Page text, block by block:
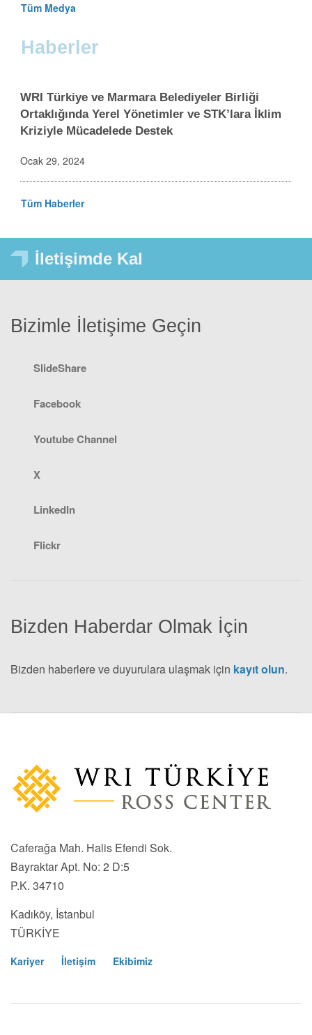
Tüm Medya
Haberler
WRI Türkiye ve Marmara Belediyeler Birliği
Ortaklığında Yerel Yönetimler ve STK’lara İklim
Kriziyle Mücadelede Destek
Ocak 29, 2024
Tüm Haberler
İletişimde Kal
Bizden Haberdar Olmak İçin
Bizden haberlere ve duyurulara ulaşmak için kayıt olun.
Bizimle İletişime Geçin
SlideShare
Facebook
Youtube Channel
X
LinkedIn
Flickr
Caferağa Mah. Halis Efendi Sok.
Bayraktar Apt. No: 2 D:5
P.K. 34710
Kadıköy, İstanbul
TÜRKİYE
Kariyer İletişim Ekibimiz